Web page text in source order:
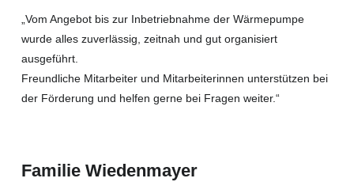
„Vom Angebot bis zur Inbetriebnahme der Wärmepumpe
wurde alles zuverlässig, zeitnah und gut organisiert
ausgeführt.
Freundliche Mitarbeiter und Mitarbeiterinnen unterstützen bei
der Förderung und helfen gerne bei Fragen weiter.“
Familie Wiedenmayer